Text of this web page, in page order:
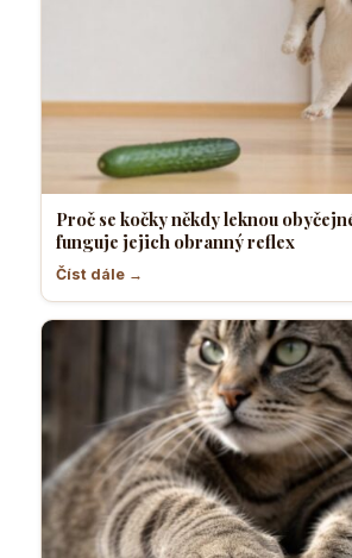
Proč se kočky někdy leknou
funguje jejich obranný reflex
Číst dále →